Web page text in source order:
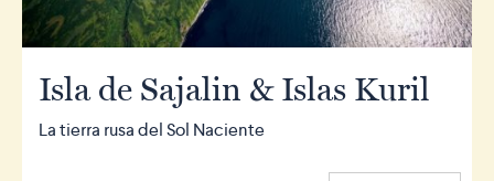
Isla de Sajalin & Islas Kuril
La tierra rusa del Sol Naciente